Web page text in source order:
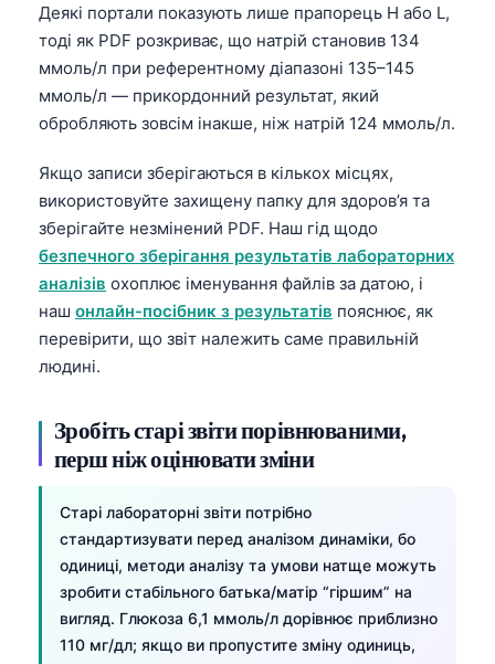
Деякі портали показують лише прапорець H або L,
тоді як PDF розкриває, що натрій становив 134
ммоль/л при референтному діапазоні 135–145
ммоль/л — прикордонний результат, який
обробляють зовсім інакше, ніж натрій 124 ммоль/л.
Якщо записи зберігаються в кількох місцях,
використовуйте захищену папку для здоров’я та
зберігайте незмінений PDF. Наш гід щодо
безпечного зберігання результатів лабораторних
аналізів охоплює іменування файлів за датою, і
наш онлайн-посібник з результатів пояснює, як
перевірити, що звіт належить саме правильній
людині.
Зробіть старі звіти порівнюваними,
перш ніж оцінювати зміни
Старі лабораторні звіти потрібно
стандартизувати перед аналізом динаміки, бо
одиниці, методи аналізу та умови натще можуть
зробити стабільного батька/матір “гіршим” на
вигляд. Глюкоза 6,1 ммоль/л дорівнює приблизно
110 мг/дл; якщо ви пропустите зміну одиниць,